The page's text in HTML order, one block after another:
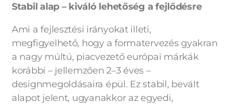
Stabil alap – kiváló lehetőség a fejlődésre
Ami a fejlesztési irányokat illeti,
megfigyelhető, hogy a formatervezés gyakran
a nagy múltú, piacvezető európai márkák
korábbi – jellemzően 2–3 éves –
designmegoldásaira épül. Ez stabil, bevált
alapot jelent, ugyanakkor az egyedi,